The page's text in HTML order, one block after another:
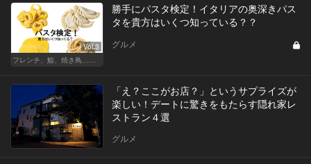
Vol.3
フレンチ、鮨、焼き鳥…グルメなら知っておきたい知識
勝手にパスタ検定！イタリアの奥深きパス
タを貴方はいくつ知っている？？
グルメ
「え？ここがお店？」というサプライズが
楽しい！デートに驚きをもたらす隠れ家レ
ストラン４選
グルメ